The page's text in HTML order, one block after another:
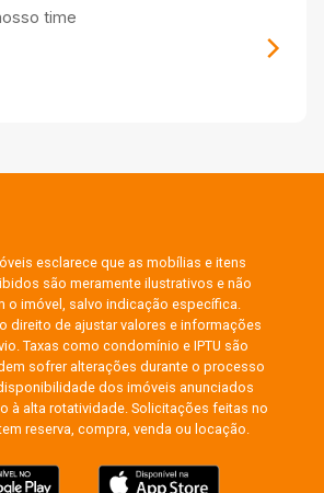
time
esclarece que as mobílias e itens
são meramente ilustrativos e não
o imóvel, salvo indicação específica.
direito de ajustar valores e informações
Taxas como condomínio e IPTU são
sofrer alterações durante o processo
dos imóveis anunciados
à alta rotatividade. Solicitações feitas no
reserva, compra, venda ou locação.